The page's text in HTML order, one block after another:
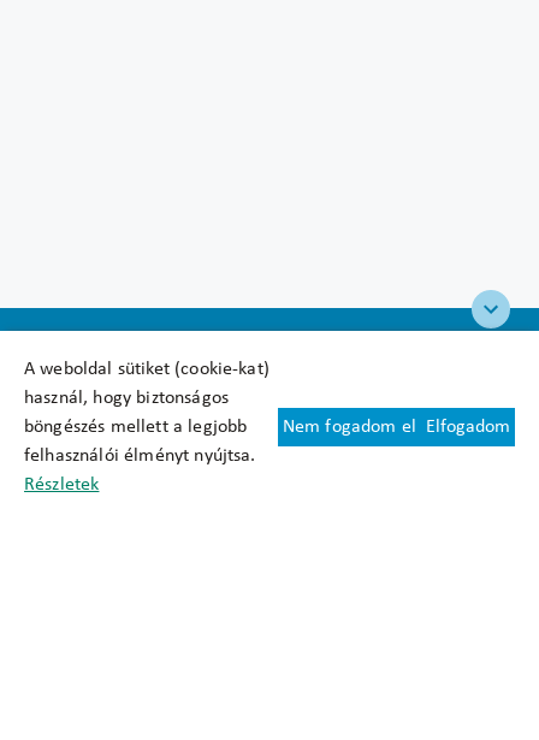
A weboldal sütiket (cookie-kat)
használ, hogy biztonságos
böngészés mellett a legjobb
felhasználói élményt nyújtsa.
Részletek
Nem fogadom el Elfogadom
Felhasználási feltételek